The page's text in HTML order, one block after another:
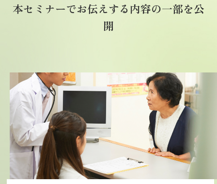
本セミナーでお伝えする内容の一部を公
開